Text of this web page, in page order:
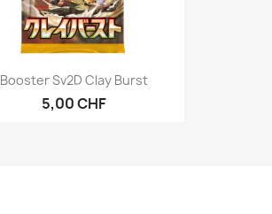
Booster Sv2D Clay Burst
5,00 CHF